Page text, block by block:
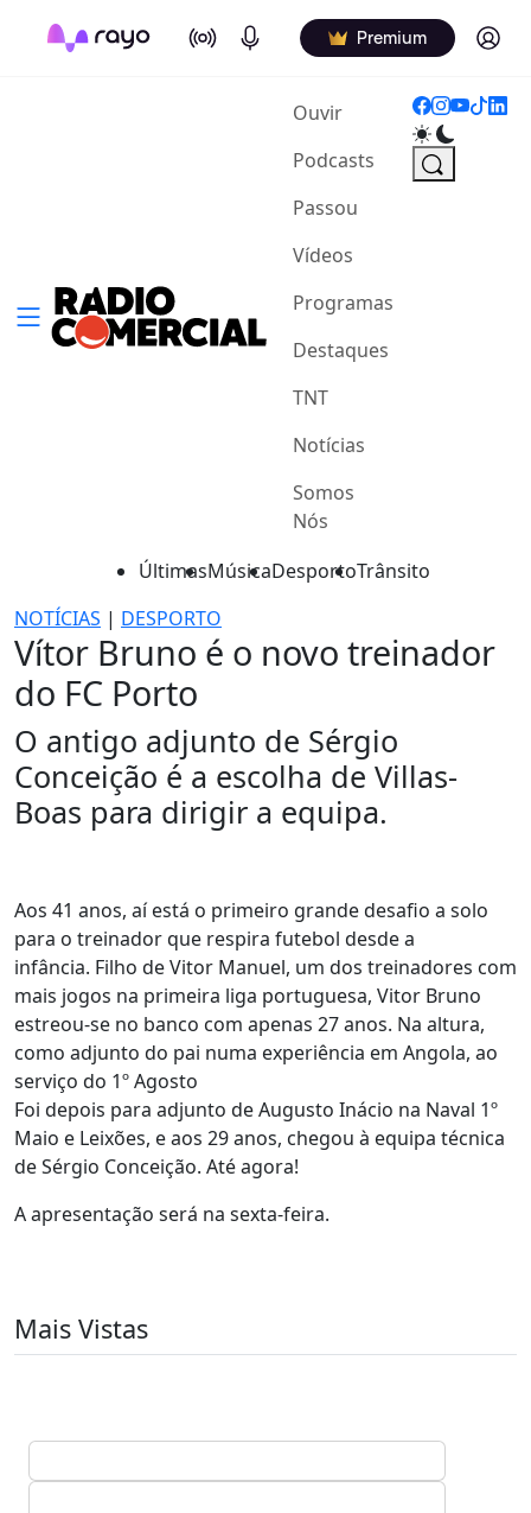
On Air Podcasts Premium Log in
Ouvir(current)
Podcasts
Passou
Vídeos
Programas
Destaques
TNT
Notícias
Somos
Nós
ÚltimasMúsicaDesportoTrânsito
NOTÍCIAS | DESPORTO
Vítor Bruno é o novo treinador
do FC Porto
O antigo adjunto de Sérgio
Conceição é a escolha de Villas-
Boas para dirigir a equipa.
Aos 41 anos, aí está o primeiro grande desafio a solo
para o treinador que respira futebol desde a
infância. Filho de Vitor Manuel, um dos treinadores com
mais jogos na primeira liga portuguesa, Vitor Bruno
estreou-se no banco com apenas 27 anos. Na altura,
como adjunto do pai numa experiência em Angola, ao
serviço do 1º Agosto
Foi depois para adjunto de Augusto Inácio na Naval 1º
Maio e Leixões, e aos 29 anos, chegou à equipa técnica
de Sérgio Conceição. Até agora!
A apresentação será na sexta-feira.
Mais Vistas